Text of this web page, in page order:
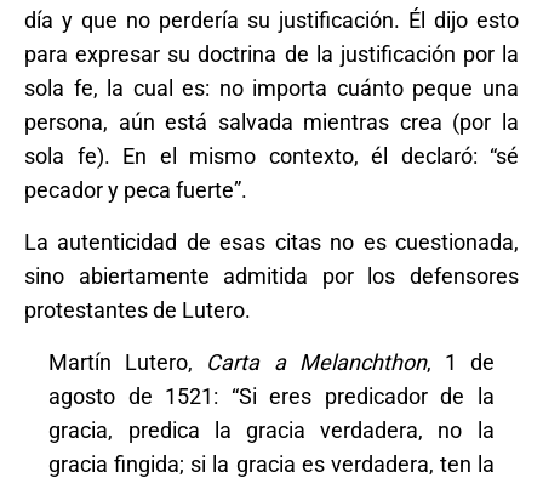
día y que no perdería su justificación. Él dijo esto
para expresar su doctrina de la justificación por la
sola fe, la cual es: no importa cuánto peque una
persona, aún está salvada mientras crea (por la
sola fe). En el mismo contexto, él declaró: “sé
pecador y peca fuerte”.
La autenticidad de esas citas no es cuestionada,
sino abiertamente admitida por los defensores
protestantes de Lutero.
Martín Lutero, Carta a Melanchthon, 1 de
agosto de 1521: “Si eres predicador de la
gracia, predica la gracia verdadera, no la
gracia fingida; si la gracia es verdadera, ten la